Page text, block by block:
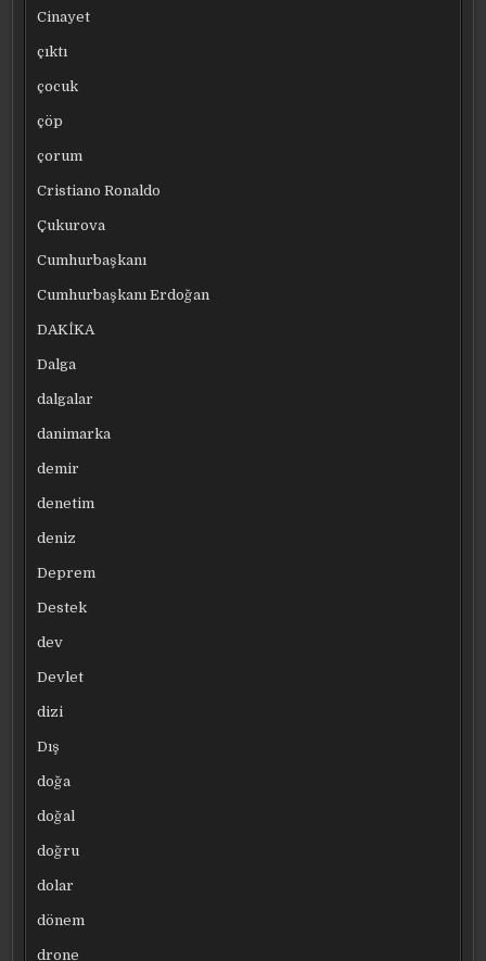
Cinayet
çıktı
çocuk
çöp
çorum
Cristiano Ronaldo
Çukurova
Cumhurbaşkanı
Cumhurbaşkanı Erdoğan
DAKİKA
Dalga
dalgalar
danimarka
demir
denetim
deniz
Deprem
Destek
dev
Devlet
dizi
Dış
doğa
doğal
doğru
dolar
dönem
drone